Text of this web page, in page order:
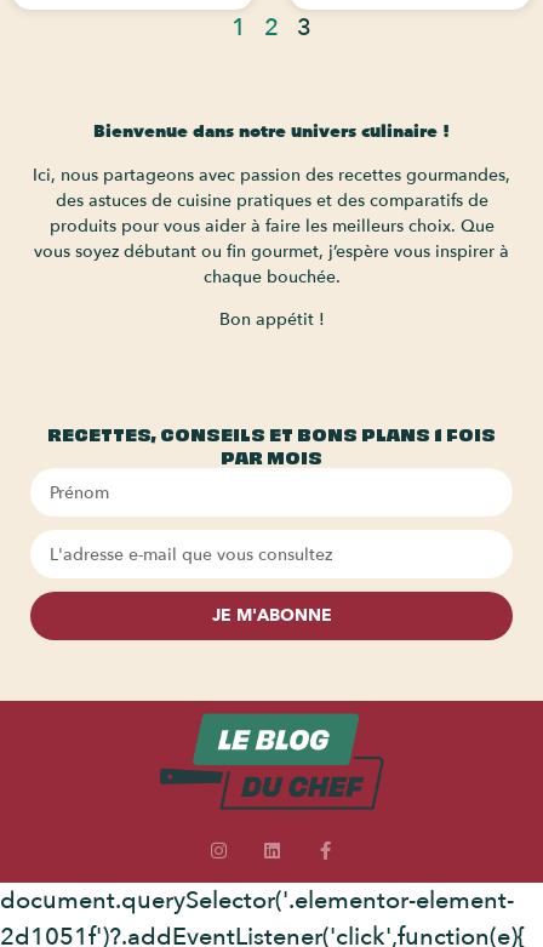
1 2 3
Bienvenue dans notre univers culinaire !
Ici, nous partageons avec passion des recettes gourmandes,
des astuces de cuisine pratiques et des comparatifs de
produits pour vous aider à faire les meilleurs choix. Que
vous soyez débutant ou fin gourmet, j’espère vous inspirer à
chaque bouchée.
Bon appétit !
RECETTES, CONSEILS ET BONS PLANS 1 FOIS
PAR MOIS
JE M'ABONNE
document.querySelector('.elementor-element-
2d1051f')?.addEventListener('click',function(e){